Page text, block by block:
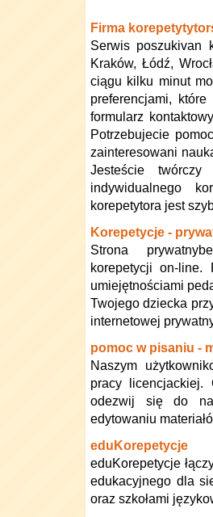
Firma
Serwis poszukivan
Kraków, Łódź,
ciągu kilku minut
preferencjami,
formularz
Potrzebujecie
zainteresowani
Jesteście
indywidualnego
korepetytora jest
Korepetycje -
Strona
korepetycji on-line.
umiejętnościami
Twojego dziecka
internetowej
pomoc w pisaniu -
Naszym
pracy
odezwij się do
edytowaniu
eduKorepetycje
eduKorepetycje
edukacyjnego dla
oraz szkołami